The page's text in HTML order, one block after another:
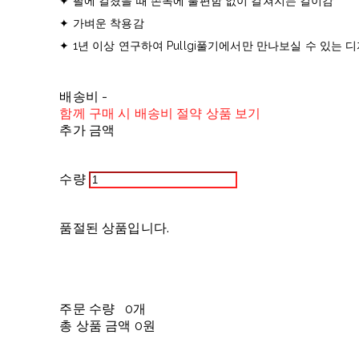
✦ 가벼운 착용감
✦ 1년 이상 연구하여 Pullgi풀기에서만 만나보실 수 있는 디
배송비 -
함께 구매 시 배송비 절약 상품 보기
추가 금액
수량
품절된 상품입니다.
주문 수량
0개
총 상품 금액 0원